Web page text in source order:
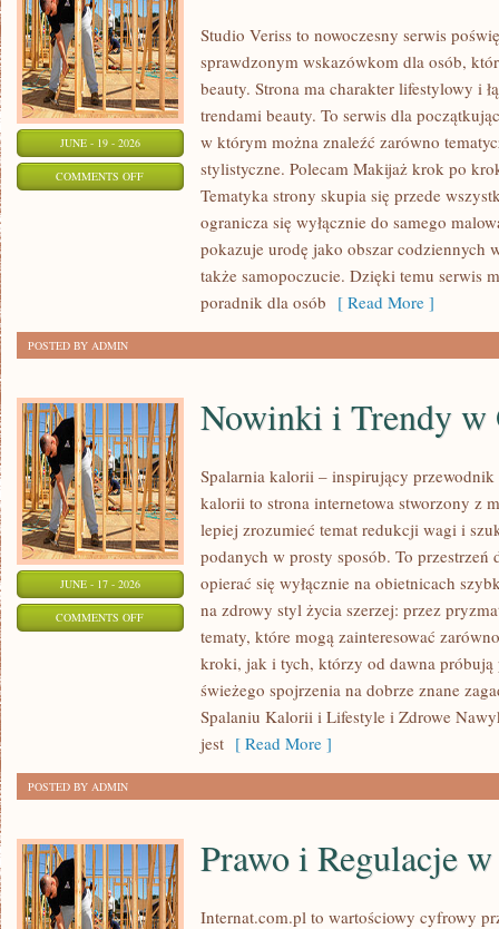
JUNE - 19 - 2026
COMMENTS OFFON
STYLIZACJE
Studio Veriss to nowoczesny serwis
sprawdzonym wskazówkom dla osób,
beauty. Strona ma charakter lifestylowy i
trendami beauty. To serwis dla
w którym można znaleźć zarówno
stylistyczne. Polecam Makijaż krok po
Tematyka strony skupia się przede
ogranicza się wyłącznie do samego
pokazuje urodę jako obszar codziennych
także samopoczucie. Dzięki temu serwis
poradnik dla osób [ Read More ]
POSTED BY ADMIN
JUNE - 17 - 2026
COMMENTS OFFON
ODCHUDZANIU
Nowinki i Trendy w
Spalarnia kalorii – inspirujący
kalorii to strona internetowa stworzony z
lepiej zrozumieć temat redukcji wagi i
podanych w prosty sposób. To
opierać się wyłącznie na obietnicach
na zdrowy styl życia szerzej: przez
tematy, które mogą zainteresować
kroki, jak i tych, którzy od dawna
świeżego spojrzenia na dobrze znane
Spalaniu Kalorii i Lifestyle i Zdrowe
jest [ Read More ]
POSTED BY ADMIN
Prawo i Regulacje
Internat.com.pl to wartościowy cyfrowy